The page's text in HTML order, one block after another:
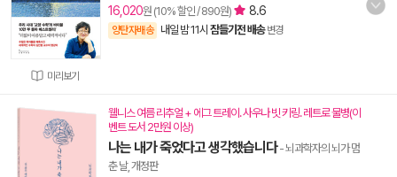
미리보기
16,020원 (10% 할인 / 890원) 8.6
양탄자배송 내일 밤 11시 잠들기전 배송 변경
웰니스 여름 리추얼 + 에그 트레이. 사우나 빗 키링. 레트로 물병(이
벤트 도서 2만원 이상)
나는 내가 죽었다고 생각했습니다- 뇌과학자의 뇌가 멈
춘 날, 개정판